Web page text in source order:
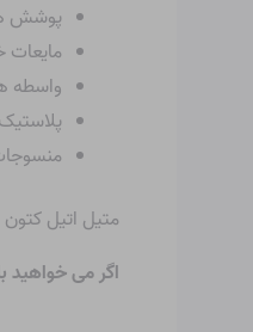
پوشش
واسطه
متیل اتیل
اگر می